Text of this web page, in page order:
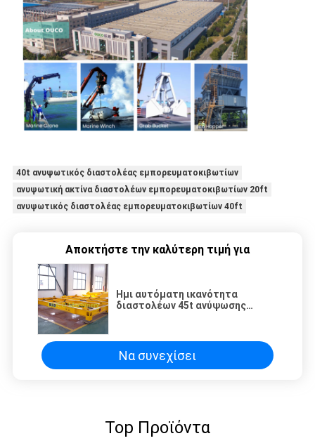
40t ανυψωτικός διαστολέας εμπορευματοκιβωτίων
ανυψωτική ακτίνα διαστολέων εμπορευματοκιβωτίων 20ft
ανυψωτικός διαστολέας εμπορευματοκιβωτίων 40ft
Αποκτήστε την καλύτερη τιμή για
Ημι αυτόματη ικανότητα
διαστολέων 45t ανύψωσης
Να συνεχίσει
Top Προϊόντα